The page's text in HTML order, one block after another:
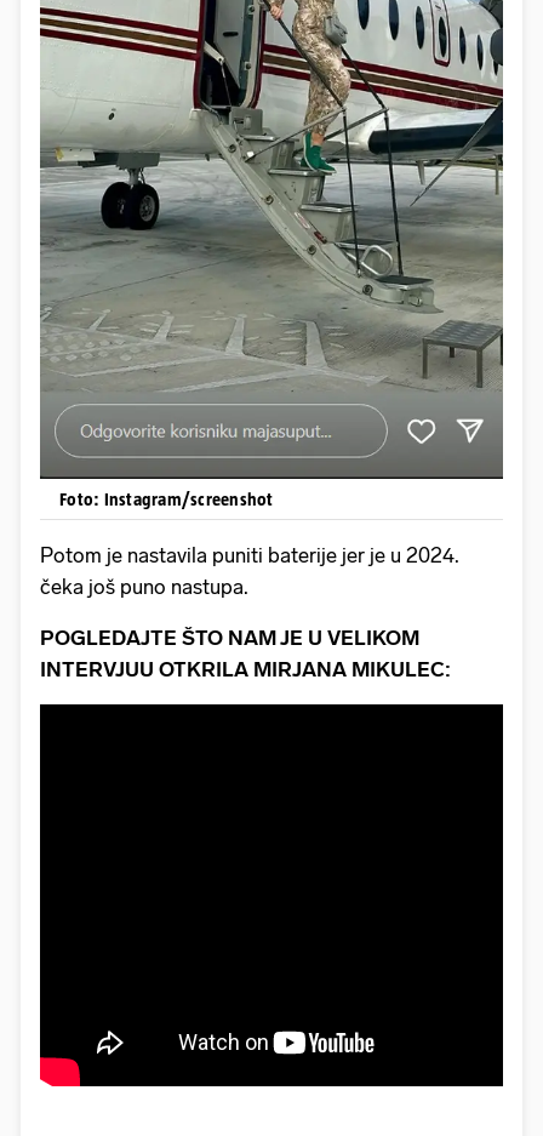
Foto: Instagram/screenshot
Potom je nastavila puniti baterije jer je u 2024.
čeka još puno nastupa.
POGLEDAJTE ŠTO NAM JE U VELIKOM
INTERVJUU OTKRILA MIRJANA MIKULEC: